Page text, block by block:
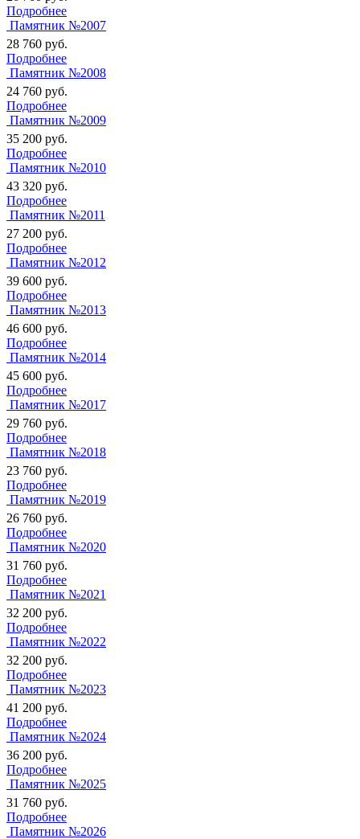
Подробнее
Памятник №2007
28 760 руб.
Подробнее
Памятник №2008
24 760 руб.
Подробнее
Памятник №2009
35 200 руб.
Подробнее
Памятник №2010
43 320 руб.
Подробнее
Памятник №2011
27 200 руб.
Подробнее
Памятник №2012
39 600 руб.
Подробнее
Памятник №2013
46 600 руб.
Подробнее
Памятник №2014
45 600 руб.
Подробнее
Памятник №2017
29 760 руб.
Подробнее
Памятник №2018
23 760 руб.
Подробнее
Памятник №2019
26 760 руб.
Подробнее
Памятник №2020
31 760 руб.
Подробнее
Памятник №2021
32 200 руб.
Подробнее
Памятник №2022
32 200 руб.
Подробнее
Памятник №2023
41 200 руб.
Подробнее
Памятник №2024
36 200 руб.
Подробнее
Памятник №2025
31 760 руб.
Подробнее
Памятник №2026